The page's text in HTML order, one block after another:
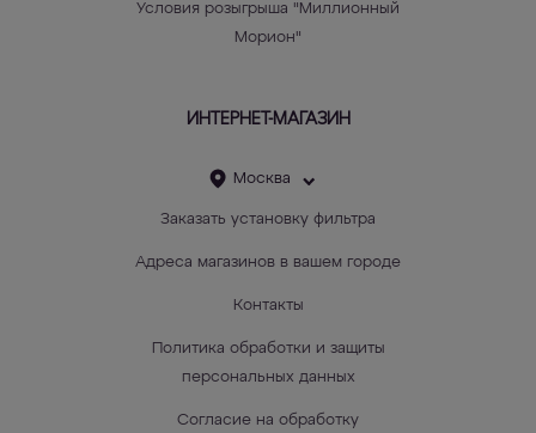
Условия розыгрыша "Миллионный
Морион"
ИНТЕРНЕТ-МАГАЗИН
Москва
Заказать установку фильтра
Адреса магазинов в вашем городе
Контакты
Политика обработки и защиты
персональных данных
Согласие на обработку